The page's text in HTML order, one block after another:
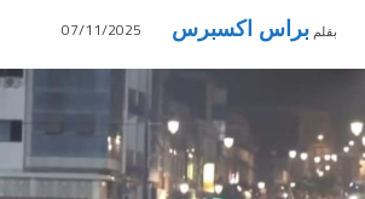
بقلم براس اكسبرس 07/11/2025